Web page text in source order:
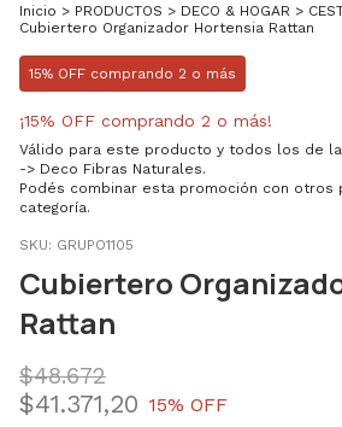
Inicio > PRODUCTOS > DECO & HOGAR >
Cubiertero Organizador Hortensia Rattan
15% OFF comprando 2 o más
¡15% OFF comprando 2 o más!
Válido para este producto y todos los de la
-> Deco Fibras Naturales.
Podés combinar esta promoción con otros
categoría.
SKU: GRUPO1105
Cubiertero
Rattan
$48.672
$41.371,20 15% OFF